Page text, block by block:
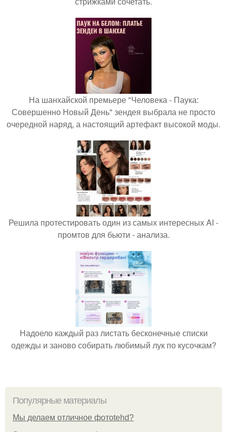
На шанхайской премьере "Человека - Паука:
Совершенно Новый День" зендея выбрала не просто
очередной наряд, а настоящий артефакт высокой моды.
Решила протестировать один из самых интересных AI -
промтов для бьюти - анализа.
Надоело каждый раз листать бесконечные списки
одежды и заново собирать любимый лук по кусочкам?
Популярные материалы
Мы делаем отличное фотоtehd?